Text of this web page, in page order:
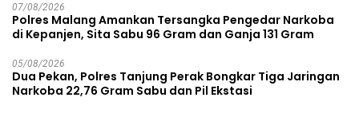
07/08/2026
Polres Malang Amankan Tersangka Pengedar Narkoba
di Kepanjen, Sita Sabu 96 Gram dan Ganja 131 Gram
05/08/2026
Dua Pekan, Polres Tanjung Perak Bongkar Tiga Jaringan
Narkoba 22,76 Gram Sabu dan Pil Ekstasi